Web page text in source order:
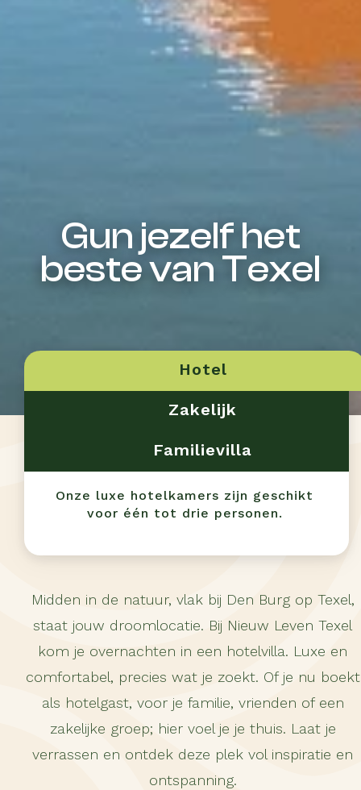
Gun jezelf het
beste van Texel
Hotel
Zakelijk
Familievilla
Onze luxe hotelkamers zijn geschikt
voor één tot drie personen.
Midden in de natuur, vlak bij Den Burg op Texel,
staat jouw droomlocatie. Bij Nieuw Leven Texel
kom je overnachten in een hotelvilla. Luxe en
comfortabel, precies wat je zoekt. Of je nu boekt
als hotelgast, voor je familie, vrienden of een
zakelijke groep; hier voel je je thuis. Laat je
verrassen en ontdek deze plek vol inspiratie en
ontspanning.